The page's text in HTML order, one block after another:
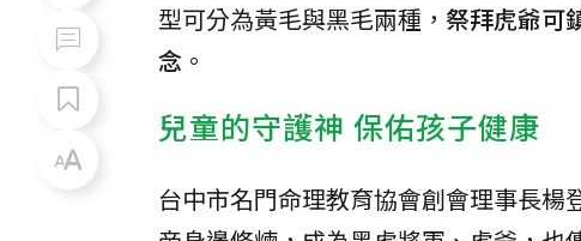
型可分為黃毛與黑毛兩種， 祭拜虎爺可
念 。
兒童的守護神 保佑孩子健康
台中市名門命理教育協會創會理事長